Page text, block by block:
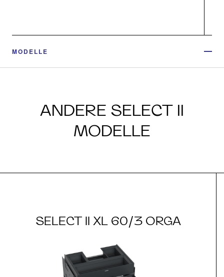
MODELLE
ANDERE SELECT II
MODELLE
SELECT II XL 60/3 ORGA